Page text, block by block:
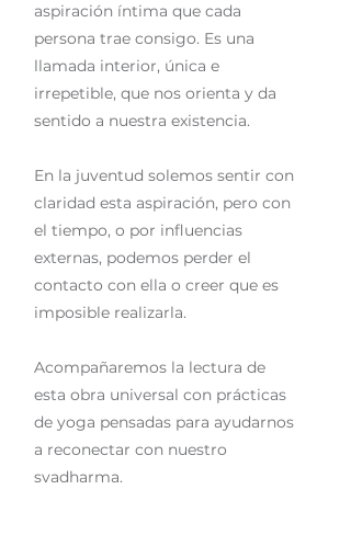
aspiración íntima que cada
persona trae consigo. Es una
llamada interior, única e
irrepetible, que nos orienta y da
sentido a nuestra existencia.
En la juventud solemos sentir con
claridad esta aspiración, pero con
el tiempo, o por influencias
externas, podemos perder el
contacto con ella o creer que es
imposible realizarla.
Acompañaremos la lectura de
esta obra universal con prácticas
de yoga pensadas para ayudarnos
a reconectar con nuestro
svadharma.